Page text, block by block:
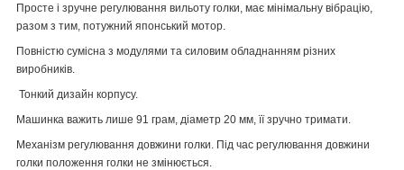
Просте і зручне регулювання вильоту голки, має мінімальну вібрацію,
разом з тим, потужний японський мотор.
Повністю сумісна з модулями та силовим обладнанням різних
виробників.
Тонкий дизайн корпусу.
Машинка важить лише 91 грам, діаметр 20 мм, її зручно тримати.
Механізм регулювання довжини голки. Під час регулювання довжини
голки положення голки не змінюється.